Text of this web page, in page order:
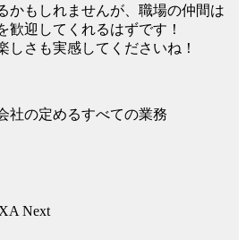
かもしれませんが、職場の仲間は
歓迎してくれるはずです！
しさも実感してくださいね！
社の定めるすべての業務